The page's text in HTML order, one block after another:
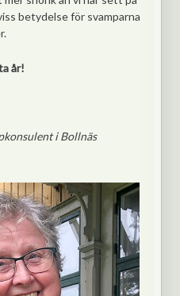
betydelse för svamparna
år!
i Bollnäs